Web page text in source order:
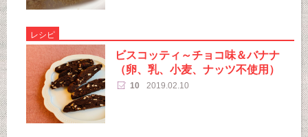
レシピ
ビスコッティ～チョコ味＆バナナ
（卵、乳、小麦、ナッツ不使用）
10 2019.02.10